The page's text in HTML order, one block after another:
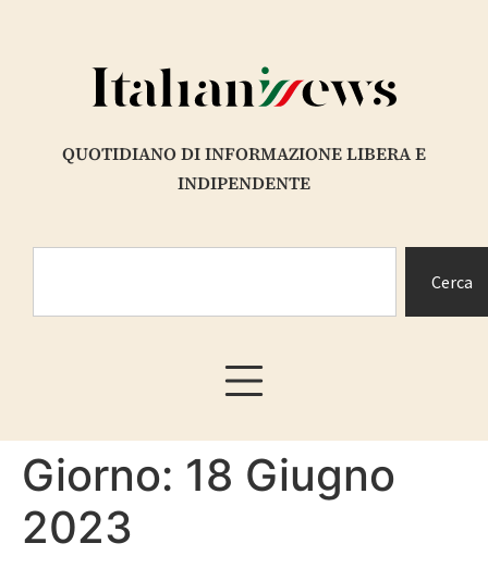
QUOTIDIANO DI INFORMAZIONE LIBERA E
INDIPENDENTE
Cerca
Giorno: 18 Giugno
2023